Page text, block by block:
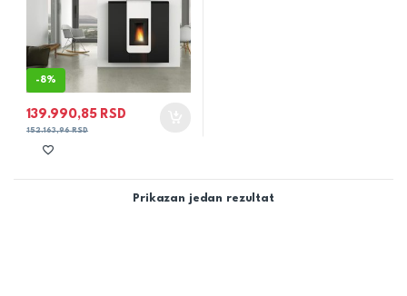
-8%
139.990,85 RSD
152.163,96RSD
Prikazan jedan rezultat